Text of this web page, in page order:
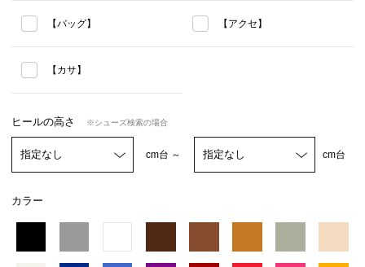
【バッグ】 【アクセ】
【カサ】
ヒールの高さ ※シューズ検索の場合
cm台 ～ cm台
カラー